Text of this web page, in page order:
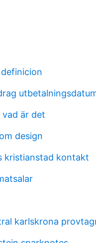
vad är det
design
kristianstad kontakt
karlskrona